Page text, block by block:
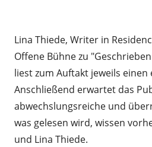
Lina Thiede, Writer in
Offene Bühne zu
liest zum Auftakt jeweils einen
Anschließend erwartet das
abwechslungsreiche und
was gelesen wird, wissen
und Lina Thiede.